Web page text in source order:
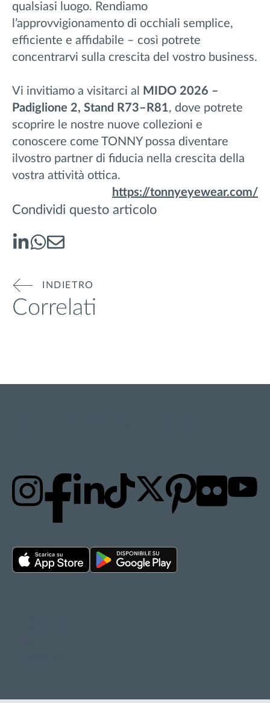
qualsiasi luogo. Rendiamo
l’approvvigionamento di occhiali semplice,
efficiente e affidabile – così potrete
concentrarvi sulla crescita del vostro business.
Vi invitiamo a visitarci al
MIDO 2026 –
Padiglione 2, Stand R73–R81, dove potrete
scoprire le nostre nuove collezioni e
conoscere come TONNY possa diventare
ilvostro partner di fiducia nella crescita della
vostra attività ottica.
https://tonnyeyewear.com/
Condividi questo articolo
INDIETRO
Correlati